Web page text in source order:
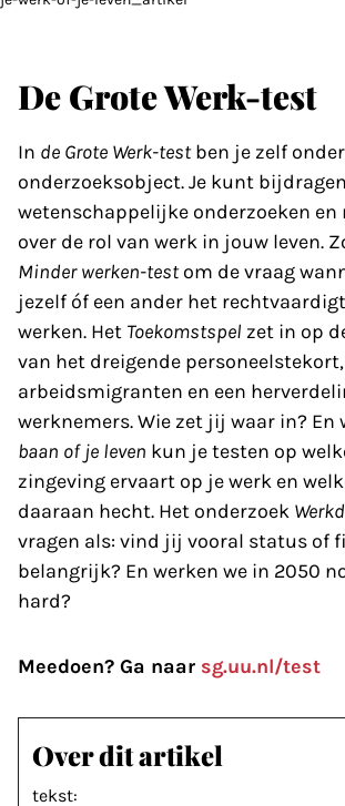
De Grote Werk-test
In de Grote Werk-testben je zelf
onderzoeksobject. Je kunt
wetenschappelijke onderzoeken en
over de rol van werk in jouw leven.
Minder werken-testom de vraag
jezelf óf een ander het
werken. Het Toekomstspel zet in op
van het dreigende
arbeidsmigranten en een
werknemers. Wie zet jij waar in? En
baan of je leven kun je testen op
zingeving ervaart op je werk en
daaraan hecht. Het onderzoek
vragen als: vind jij vooral status of
belangrijk? En werken we in 2050
hard?
Meedoen? Ga naar sg.uu.nl/test
Over dit artikel
tekst: